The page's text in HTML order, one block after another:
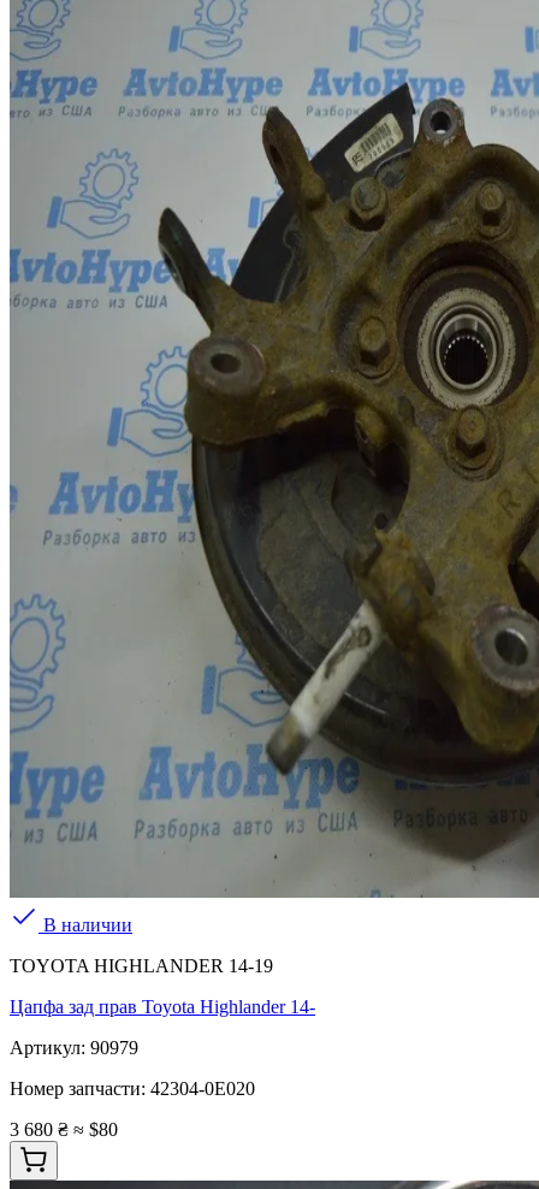
В наличии
TOYOTA HIGHLANDER 14-19
Цапфа зад прав Toyota Highlander 14-
Артикул: 90979
Номер запчасти: 42304-0E020
3 680 ₴ ≈ $80